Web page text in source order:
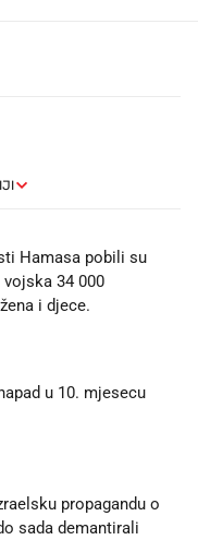
Hamasa pobili su
vojska 34 000
i djece.
u 10. mjesecu
propagandu o
sada demantirali